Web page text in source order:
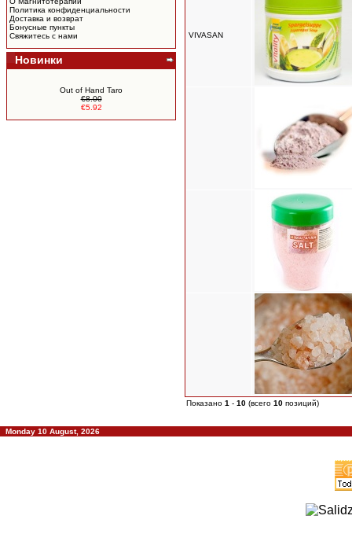
Политика конфиденциальности
Доставка и возврат
Бонусные пункты
Свяжитесь с нами
Новинки
Out of Hand Taro
€8.00
€5.92
VIVASAN
Показано 1 - 10 (всего 10 позиций)
Monday 10 August, 2026